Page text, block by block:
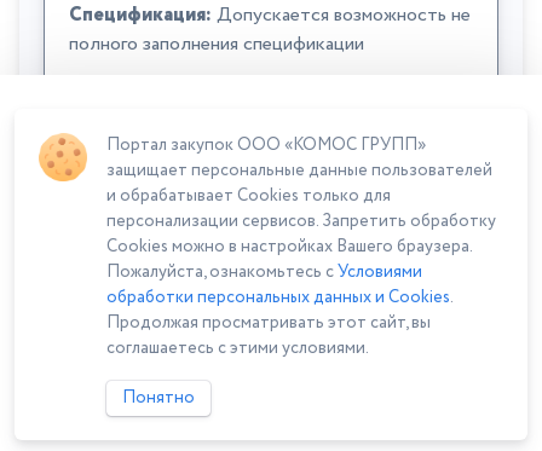
Спецификация: Допускается возможность не
полного заполнения спецификации
Сумма лота: 633 021,00 ₽
Портал закупок ООО «КОМОС ГРУПП»
защищает персональные данные пользователей
и обрабатывает Cookies только для
персонализации сервисов. Запретить обработку
Cookies можно в настройках Вашего браузера.
Пожалуйста, ознакомьтесь сУсловиями
обработки персональных данных и Cookies.
Продолжая просматривать этот сайт, вы
соглашаетесь с этими условиями.
Понятно